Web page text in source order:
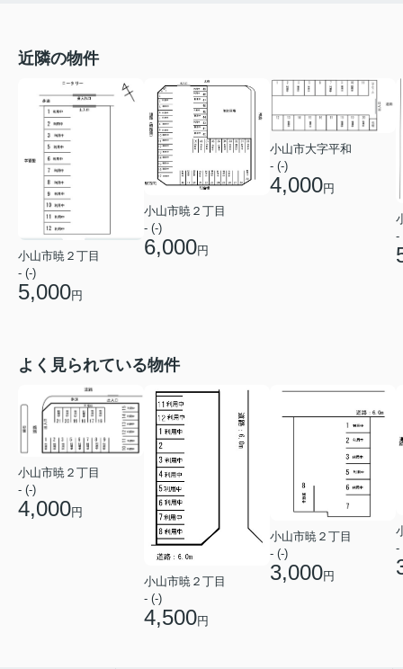
近隣の物件
小山市暁２丁目
- (-)
5,000円
小山市暁２丁目
- (-)
6,000円
小山市大字平和
- (-)
4,000円
-
よく見られている物件
小山市暁２丁目
- (-)
4,000円
小山市暁２丁目
- (-)
4,500円
小山市暁２丁目
- (-)
3,000円
-